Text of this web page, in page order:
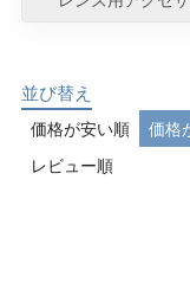
並び替え
価格が安い順 価格
レビュー順